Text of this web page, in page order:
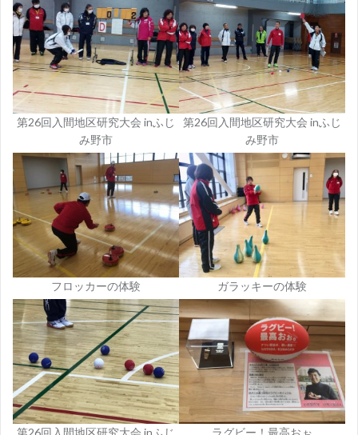
第26回入間地区研究大会 inふじ
み野市
第26回入間地区研究大会 inふじ
み野市
フロッカーの体験 ガラッキーの体験
第26回入間地区研究大会 inふじ
ラグビー！最高おぉ